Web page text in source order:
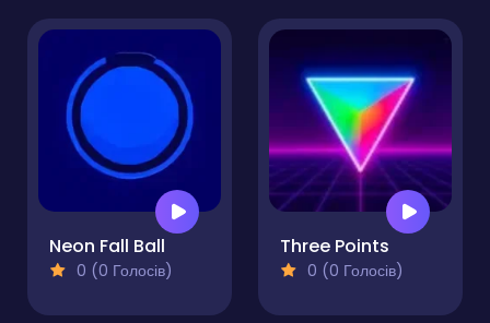
Neon Fall Ball
0 (0 Голосів)
Three Points
0 (0 Голосів)